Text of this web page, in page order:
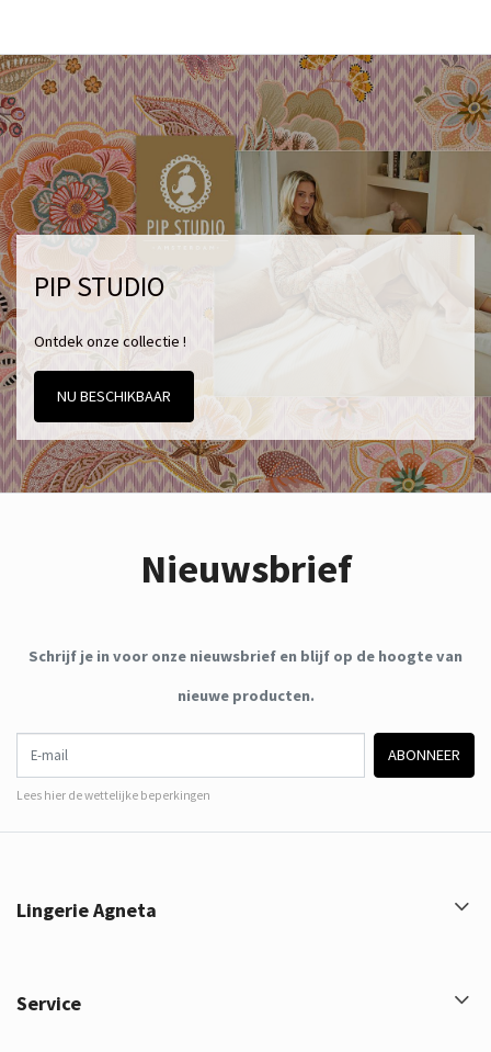
PIP STUDIO
Ontdek onze collectie !
NU BESCHIKBAAR
Nieuwsbrief
Schrijf je in voor onze nieuwsbrief en blijf op de hoogte van
nieuwe producten.
ABONNEER
Lees hier de wettelijke beperkingen
Lingerie Agneta
Service